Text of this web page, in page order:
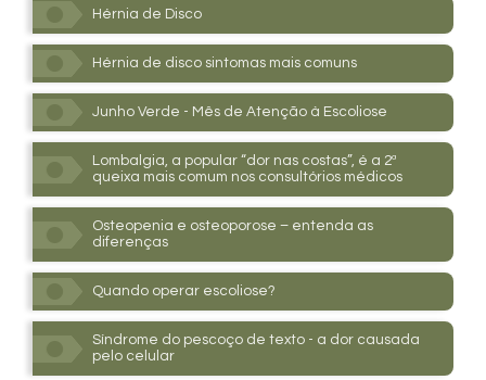
Hérnia de Disco
Hérnia de disco sintomas mais comuns
Junho Verde - Mês de Atenção à Escoliose
Lombalgia, a popular “dor nas costas”, é a 2ª
queixa mais comum nos consultórios médicos
Osteopenia e osteoporose – entenda as
diferenças
Quando operar escoliose?
Síndrome do pescoço de texto - a dor causada
pelo celular